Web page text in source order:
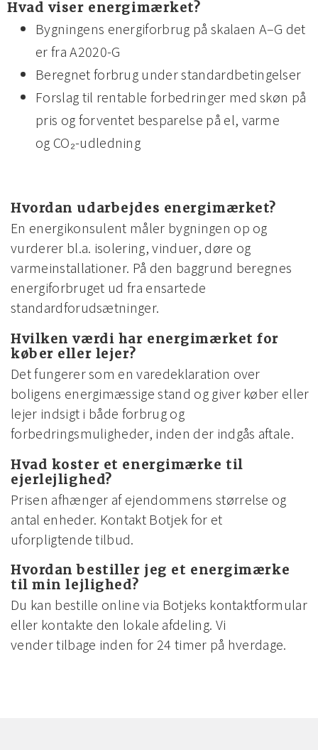
Hvad viser energimærket?
Bygningens energiforbrug på skalaen A–G det
er fra A2020-G
Beregnet forbrug under standardbetingelser
Forslag til rentable forbedringer med skøn på
pris og forventet besparelse på el, varme
og CO₂-udledning
Hvordan udarbejdes energimærket?
En energikonsulent måler bygningen op og
vurderer bl.a. isolering, vinduer, døre og
varmeinstallationer. På den baggrund beregnes
energiforbruget ud fra ensartede
standardforudsætninger.
Hvilken værdi har energimærket for
køber eller lejer?
Det fungerer som en varedeklaration over
boligens energimæssige stand og giver køber eller
lejer indsigt i både forbrug og
forbedringsmuligheder, inden der indgås aftale.
Hvad koster et energimærke til
ejerlejlighed?
Prisen afhænger af ejendommens størrelse og
antal enheder. Kontakt Botjek for et
uforpligtende tilbud.
Hvordan bestiller jeg et energimærke
til min lejlighed?
Du kan bestille online via Botjeks kontaktformular
eller kontakte den lokale afdeling. Vi
vender tilbage inden for 24 timer på hverdage.